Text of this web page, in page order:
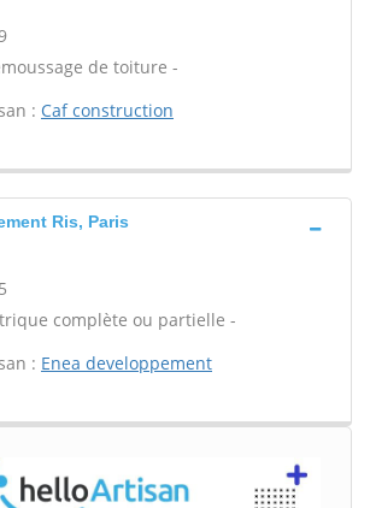
de toiture -
: Caf construction
Ris, Paris
complète ou partielle -
: Enea developpement